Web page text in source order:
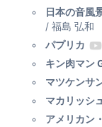
日本の音風
/ 福島 弘和
パプリカ
キン肉マン
マツケンサ
マカリッシ
アメリカン